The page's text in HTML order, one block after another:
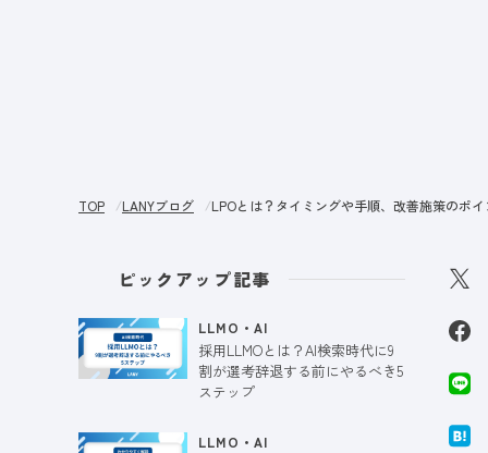
TOP LANYブログ LPOとは？タイミングや手順、改善施策のポ
ピックアップ記事
LLMO・AI
採用LLMOとは？AI検索時代に9
割が選考辞退する前にやるべき5
ステップ
LLMO・AI